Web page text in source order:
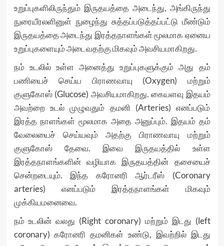
உறுப்புகளிலிருந்தும் இருதயத்தை அடைந்து, அங்கிருந்து
நுரையீரலளினுள் நுழைந்து சுத்தப்படுத்தப்பட்டு மீண்டும்
இருதயத்தை அடைந்து இரத்தநாளங்கள் மூலமாக ஏனைய
உறுப்புகளையும் அடைவதற்கு மிகவும் அவசியமாகிறது.
நம் உடலில் உள்ள அனைத்து உறுப்புகளுக்கும் அது தம்
பணியைச் செய்ய பிராணவாயு (Oxygen) மற்றும்
குளுகோஸ் (Glucose) அவசியமாகிறது. கையளவு இதயம்
அவற்றை உடல் முழுவதும் தமனி (Arteries) எனப்படும்
இரத்த நாளங்கள் மூலமாக அதை அனுப்பும். இதயம் தம்
வேலையைச் செய்யவும் அதற்கு பிராணவாயு மற்றும்
குளுகோஸ் தேவை. இவை இருதயத்தில் உள்ள
இரத்தநாளங்களின் வழியாக இருதயத்தின் தசையைச்
சென்றடையும். இந்த கரோனரி ஆர்டரீஸ் (Coronary
arteries) எனப்படும் இரத்தநாளங்கள் மிகவும்
முக்கியமனைவை.
நம் உடலின் வலது (Right coronary) மற்றும் இடது (left
coronary) கரோனரி தமனிகள் உண்டு, இவற்றில் இடது